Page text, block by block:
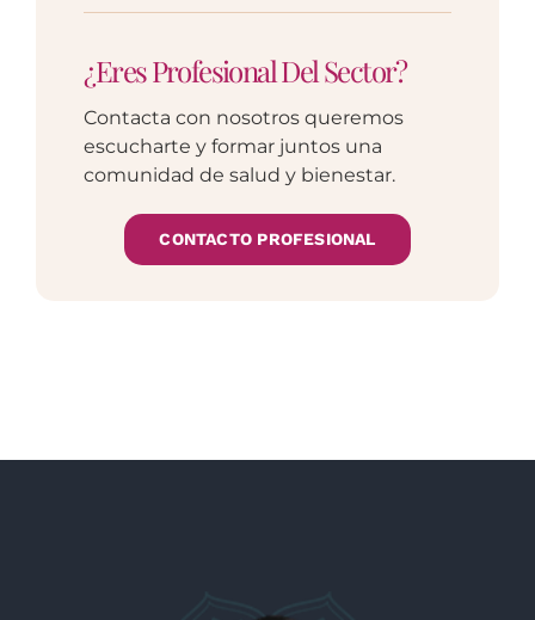
¿Eres Profesional Del Sector?
Contacta con nosotros queremos
escucharte y formar juntos una
comunidad de salud y bienestar.
CONTACTO PROFESIONAL